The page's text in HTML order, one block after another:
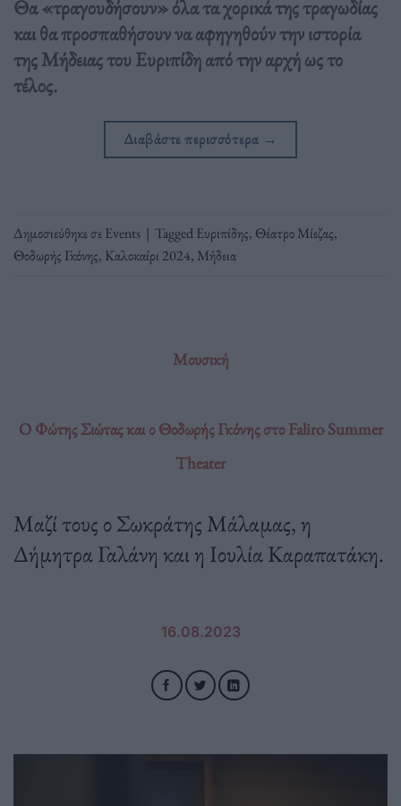
Θα «τραγουδήσουν» όλα τα χορικά της τραγωδίας
και θα προσπαθήσουν να αφηγηθούν την ιστορία
της Μήδειας του Ευριπίδη από την αρχή ως το
τέλος.
Διαβάστε περισσότερα →
Δημοσιεύθηκε σεEvents | TaggedΕυριπίδης, Θέατρο Μίεζας,
Θοδωρής Γκόνης, Καλοκαίρι 2024, Μήδεια
Μουσική
Ο Φώτης Σιώτας και ο Θοδωρής Γκόνης στο Faliro Summer
Theater
Μαζί τους ο Σωκράτης Μάλαμας, η
Δήμητρα Γαλάνη και η Ιουλία Καραπατάκη.
16.08.2023